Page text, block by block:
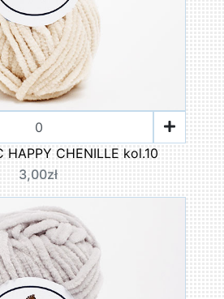
HAPPY CHENILLE kol.10
3,00zł